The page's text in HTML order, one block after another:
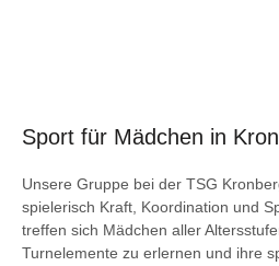
Sport für Mädchen in
Unsere Gruppe bei der TSG
spielerisch Kraft, Koordination und
treffen sich Mädchen aller
Turnelemente zu erlernen und ihre